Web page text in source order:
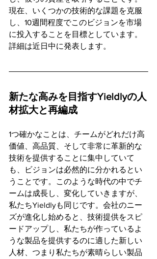
現在、いくつかの技術的な課題を克服
し、10週間程度でこのビジョンを市場
に投入することを目標としています。
詳細は近日中に発表します。
新たな高みを目指すYieldlyの人
材拡大と再編成
1つ確かなことは、チームがどれだけ高
価値、高品質、そして非常に革新的な
技術を提供することに集中していて
も、ビジョンは必然的に分かれるとい
うことです。このような時代の中でチ
ームは成長し、変化していきますが、
私たちYieldlyも同じです。会社のニー
ズが進化し始めると、技術提供をスピ
ードアップし、私たちが作っているよ
うな製品を提供するのに適した新しい
人材、つまり私たちが素晴らしい製品